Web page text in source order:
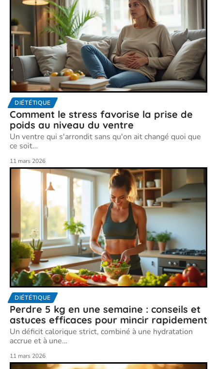
DIÉTÉTIQUE
Comment le stress favorise la prise de
poids au niveau du ventre
Un ventre qui s'arrondit sans qu'on ait changé quoi que
ce soit…
11 mars 2026
DIÉTÉTIQUE
Perdre 5 kg en une semaine : conseils et
astuces efficaces pour mincir rapidement
Un déficit calorique strict, combiné à une hydratation
accrue et à une…
11 mars 2026